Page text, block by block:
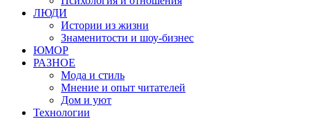
ЛЮДИ
Истории из жизни
Знаменитости и шоу-бизнес
ЮМОР
РАЗНОЕ
Мода и стиль
Мнение и опыт читателей
Дом и уют
Технологии